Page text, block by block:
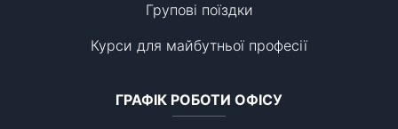
Групові поїздки
Курси для майбутньої професії
ГРАФІК РОБОТИ ОФІСУ